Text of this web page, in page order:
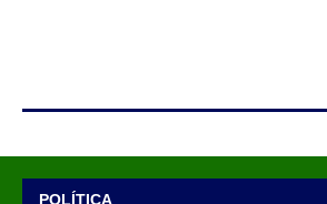
POLÍTICA